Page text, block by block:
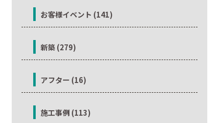
お客様イベント (141)
新築 (279)
アフター (16)
施工事例 (113)